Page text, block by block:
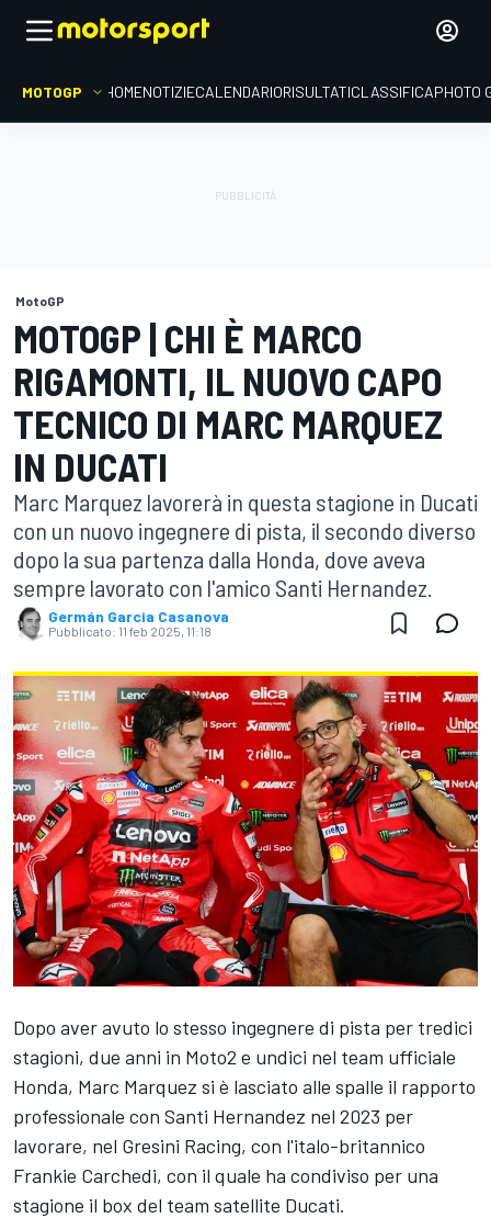
MOTOGP HOMENOTIZIECALENDARIORISULTATICLASSIFICAPHOTO
MotoGP
MOTOGP | CHI È MARCO
RIGAMONTI, IL NUOVO CAPO
TECNICO DI MARC MARQUEZ
IN DUCATI
Marc Marquez lavorerà in questa stagione in Ducati
con un nuovo ingegnere di pista, il secondo diverso
dopo la sua partenza dalla Honda, dove aveva
sempre lavorato con l'amico Santi Hernandez.
Germán Garcia Casanova
Pubblicato: 11 feb 2025, 11:18
Dopo aver avuto lo stesso ingegnere di pista per tredici
stagioni, due anni in Moto2 e undici nel team ufficiale
Honda, Marc Marquez si è lasciato alle spalle il rapporto
professionale con Santi Hernandez nel 2023 per
lavorare, nel Gresini Racing, con l'italo-britannico
Frankie Carchedi, con il quale ha condiviso per una
stagione il box del team satellite Ducati.